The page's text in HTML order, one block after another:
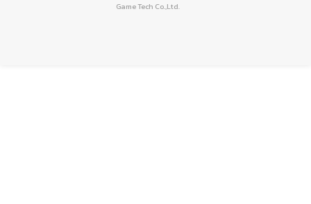
Game Tech Co.,Ltd.